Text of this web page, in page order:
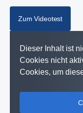
Zum Videotest
Dieser Inhalt ist
Cookies nicht
Cookies, um